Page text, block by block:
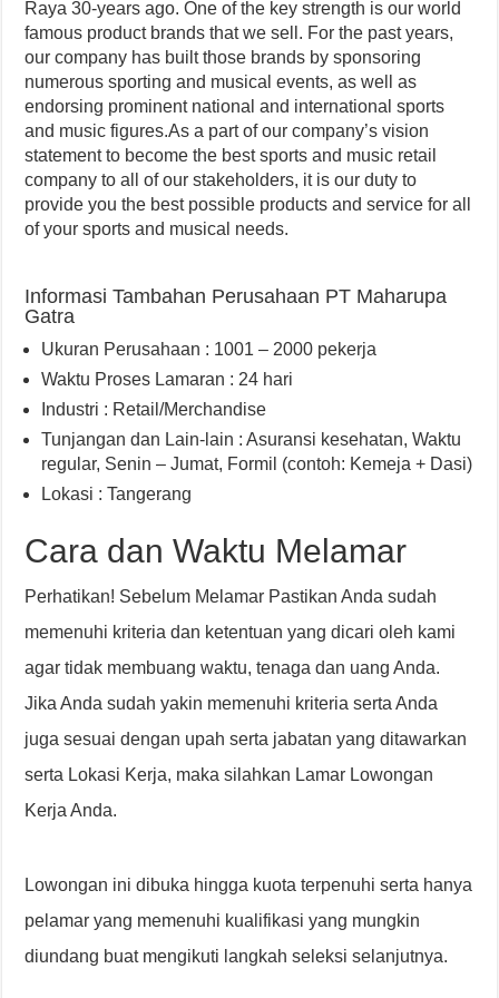
Raya 30-years ago. One of the key strength is our world
famous product brands that we sell. For the past years,
our company has built those brands by sponsoring
numerous sporting and musical events, as well as
endorsing prominent national and international sports
and music figures.As a part of our company’s vision
statement to become the best sports and music retail
company to all of our stakeholders, it is our duty to
provide you the best possible products and service for all
of your sports and musical needs.
Informasi Tambahan Perusahaan PT Maharupa
Gatra
Ukuran Perusahaan : 1001 – 2000 pekerja
Waktu Proses Lamaran : 24 hari
Industri : Retail/Merchandise
Tunjangan dan Lain-lain : Asuransi kesehatan,Waktu
regular, Senin – Jumat, Formil (contoh: Kemeja + Dasi)
Lokasi : Tangerang
Cara dan Waktu Melamar
Perhatikan! Sebelum Melamar Pastikan Anda sudah
memenuhi kriteria dan ketentuan yang dicari oleh kami
agar tidak membuang waktu, tenaga dan uang Anda.
Jika Anda sudah yakin memenuhi kriteria serta Anda
juga sesuai dengan upah serta jabatan yang ditawarkan
serta Lokasi Kerja, maka silahkan Lamar Lowongan
Kerja Anda.
Lowongan ini dibuka hingga kuota terpenuhi serta hanya
pelamar yang memenuhi kualifikasi yang mungkin
diundang buat mengikuti langkah seleksi selanjutnya.